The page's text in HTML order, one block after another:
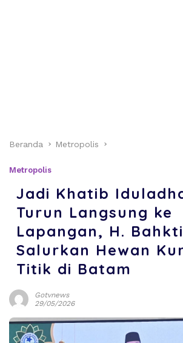
Beranda Metropolis
Metropolis
Jadi Khatib
Turun Langsung ke
Lapangan, H.
Salurkan Hewan
Titik di Batam
Gotvnews
29/05/2026